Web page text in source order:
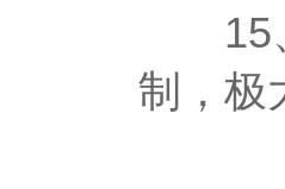
15、
制，极